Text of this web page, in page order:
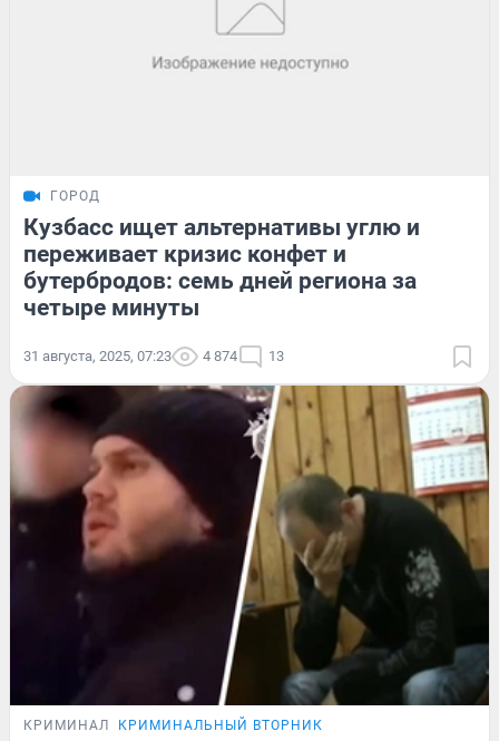
ГОРОД
Кузбасс ищет альтернативы углю и
переживает кризис конфет и
бутербродов: семь дней региона за
четыре минуты
31 августа, 2025, 07:23 4 874 13
КРИМИНАЛ КРИМИНАЛЬНЫЙ ВТОРНИК